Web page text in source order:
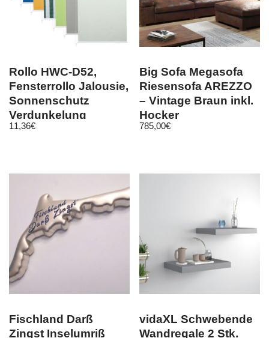
Rollo HWC-D52,
Fensterrollo Jalousie,
Sonnenschutz
Verdunkelung
blickdicht 80x230cm
11,36€
Big Sofa Megasofa
Riesensofa AREZZO
– Vintage Braun inkl.
Hocker
785,00€
Fischland Darß
Zingst Inselumriß
vidaXL Schwebende
Wandregale 2 Stk.